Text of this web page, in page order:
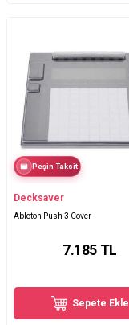
Peşin Taksit
Decksaver
Ableton Push 3 Cover
7.185 TL
Sepete Ekle